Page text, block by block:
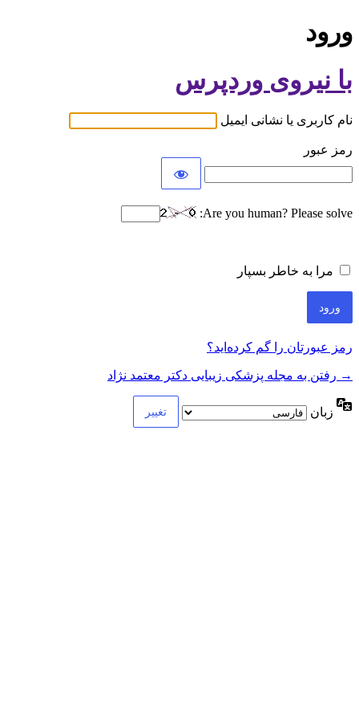
ورود
با نیروی وردپرس
نام کاربری یا نشانی ایمیل
رمز عبور
Are you human? Please solve:
مرا به خاطر بسپار
رمز عبورتان را گم کرده‌اید؟
→ رفتن به مجله پزشکی زیبایی دکتر معتمد نژاد
زبان